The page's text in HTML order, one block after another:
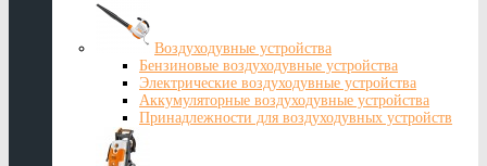
Воздуходувные устройства
Бензиновые воздуходувные устройства
Электрические воздуходувные устройства
Аккумуляторные воздуходувные устройства
Принадлежности для воздуходувных устройств